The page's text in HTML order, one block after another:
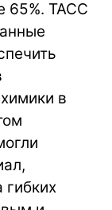
65%. ТАСС
в